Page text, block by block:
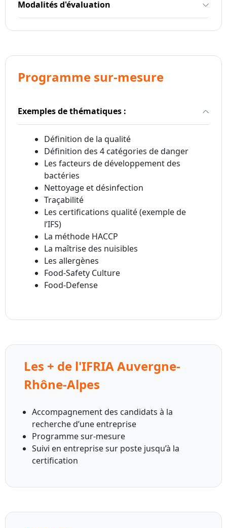
Modalités d'évaluation
Programme sur-mesure
Exemples de thématiques :
Définition de la qualité
Définition des 4 catégories de danger
Les facteurs de développement des
bactéries
Nettoyage et désinfection
Traçabilité
Les certifications qualité (exemple de
l’IFS)
La méthode HACCP
La maîtrise des nuisibles
Les allergènes
Food-Safety Culture
Food-Defense
Les + de l'IFRIA Auvergne-
Rhône-Alpes
Accompagnement des candidats à la
recherche d’une entreprise
Programme sur-mesure
Suivi en entreprise sur poste jusqu’à la
certification